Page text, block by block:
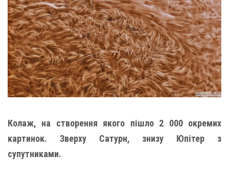
Колаж, на створення якого пішло 2 000 окремих
картинок. Зверху Сатурн, знизу Юпітер з
супутниками.